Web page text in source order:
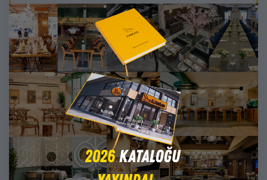
kazandıran özel bir tasarımdır. Doğal masif ahşap
gövdesi, mekâna sıcaklık ve kalite hissi katar.
Geniş oturum alanı ve konforlu minderi uzun süreli
kullanımda bile yüksek rahatı destekler. Yoğun trafik
gerektiren restoran, kafe, otel ve kurumsal mekanlar
için uygun yüksek performanslı yapı sunar.
Proje bazlı özelleştirilebilir döşeme, renk ve ahşap
tonları sayesinde Ovens modeli, iç mimari ve ticari
mekanlarda “şık ve fonksiyonel ahşap sandalye”
arayanlar için öne çıkan bir tercihtir.